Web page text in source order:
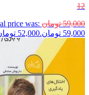
12
59,000 تومان price was:
59,000 تومان.
52,000